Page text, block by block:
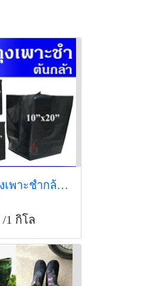
ถุงเพาะชำกล้า,ถุงเพาะชำกล้าต้นไม้
/1 กิโล